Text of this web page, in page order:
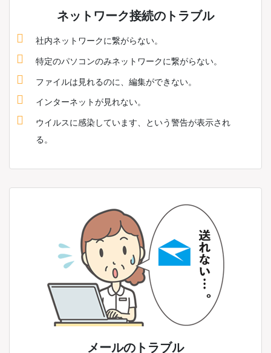
ネットワーク接続のトラブル
社内ネットワークに繋がらない。
特定のパソコンのみネットワークに繋がらない。
ファイルは見れるのに、編集ができない。
インターネットが見れない。
ウイルスに感染しています、という警告が表示され
る。
メールのトラブル